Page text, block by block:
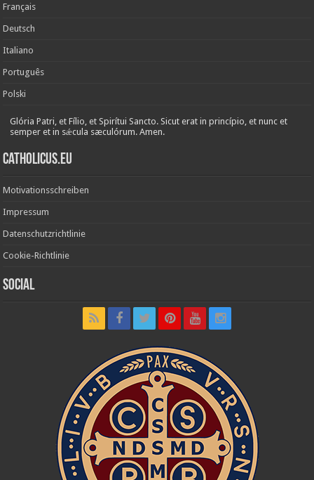
Français
Deutsch
Italiano
Português
Polski
Glória Patri, et Fílio, et Spirítui Sancto. Sicut erat in princípio, et nunc et
semper et in sǽcula sæculórum. Amen.
Catholicus.eu
Motivationsschreiben
Impressum
Datenschutzrichtlinie
Cookie-Richtlinie
Social